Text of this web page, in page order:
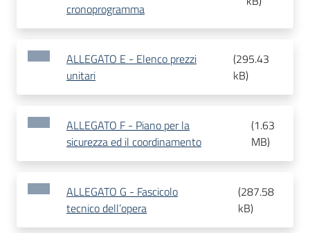
cronoprogramma
ALLEGATO E - Elenco prezzi
unitari
(295.43
kB)
ALLEGATO F - Piano per la
sicurezza ed il coordinamento
(1.63
MB)
ALLEGATO G - Fascicolo
tecnico dell’opera
(287.58
kB)